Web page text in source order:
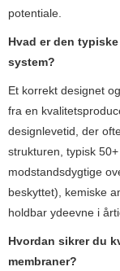
potentiale.
Hvad er den
system?
Et korrekt designet
fra en
designlevetid, der
strukturen, typisk
modstandsdygtige
beskyttet), kemiske
holdbar ydeevne i
Hvordan sikrer du
membraner?